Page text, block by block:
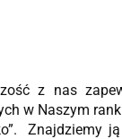
z nas
w Naszym
Znajdziemy